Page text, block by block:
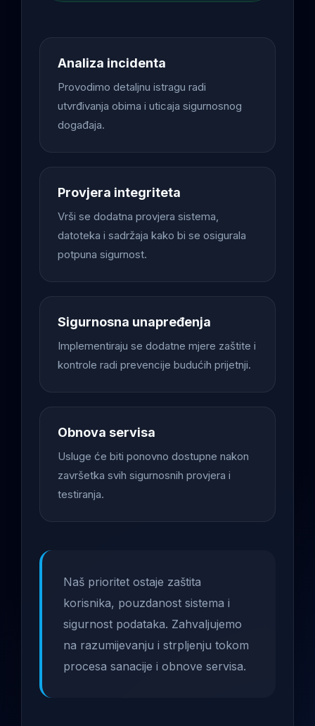
Analiza incidenta
Provodimo detaljnu istragu radi
utvrđivanja obima i uticaja sigurnosnog
događaja.
Provjera integriteta
Vrši se dodatna provjera sistema,
datoteka i sadržaja kako bi se osigurala
potpuna sigurnost.
Sigurnosna unapređenja
Implementiraju se dodatne mjere zaštite i
kontrole radi prevencije budućih prijetnji.
Obnova servisa
Usluge će biti ponovno dostupne nakon
završetka svih sigurnosnih provjera i
testiranja.
Naš prioritet ostaje zaštita
korisnika, pouzdanost sistema i
sigurnost podataka. Zahvaljujemo
na razumijevanju i strpljenju tokom
procesa sanacije i obnove servisa.